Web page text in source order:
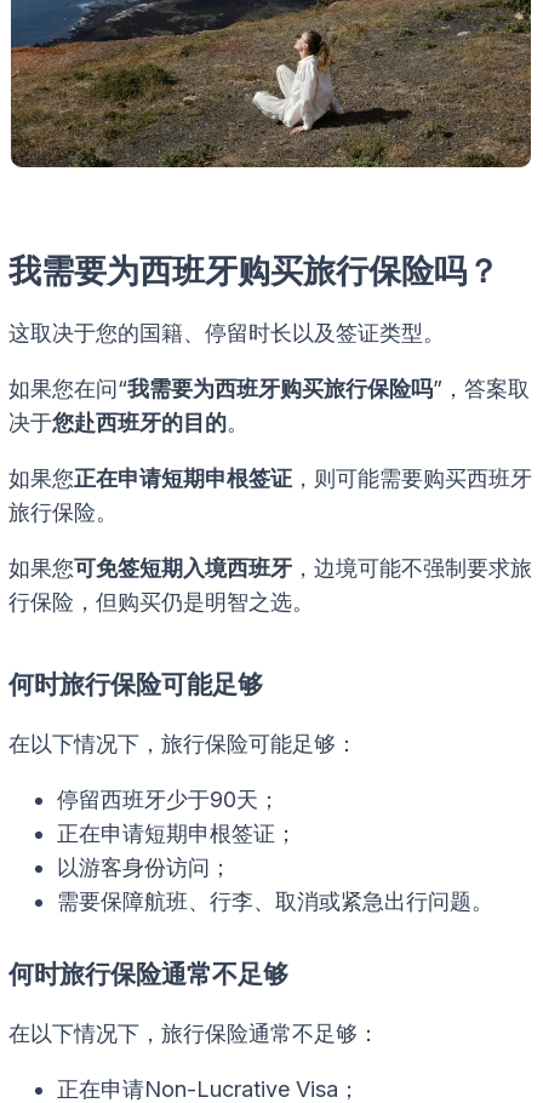
我需要为西班牙购买旅行保险吗？
这取决于您的国籍、停留时长以及签证类型。
如果您在问“我需要为西班牙购买旅行保险吗”，答案取
决于您赴西班牙的目的。
如果您正在申请短期申根签证 ，则可能需要购买西班牙
旅行保险。
如果您可免签短期入境西班牙 ，边境可能不强制要求旅
行保险，但购买仍是明智之选。
何时旅行保险可能足够
在以下情况下，旅行保险可能足够：
停留西班牙少于90天；
正在申请短期申根签证；
以游客身份访问；
需要保障航班、行李、取消或紧急出行问题。
何时旅行保险通常不足够
在以下情况下，旅行保险通常不足够：
正在申请Non-Lucrative Visa；